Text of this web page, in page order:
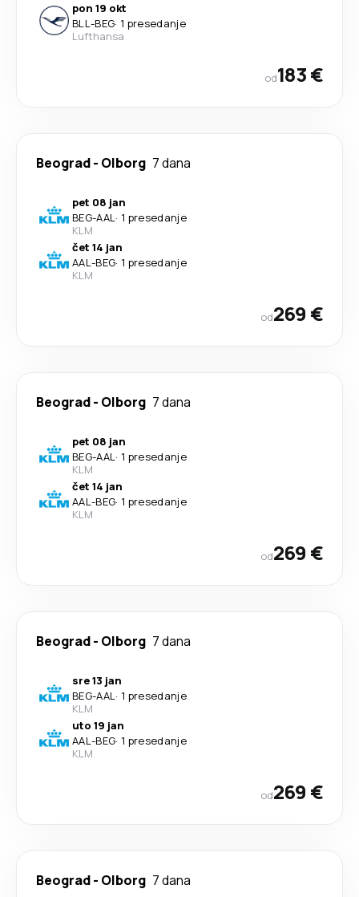
pon 19 okt
BLL-BEG· 1 presedanje
Lufthansa
od183 €
Beograd- Olborg 7 dana
pet 08 jan
BEG-AAL· 1 presedanje
KLM
čet 14 jan
AAL-BEG· 1 presedanje
KLM
od269 €
Beograd- Olborg 7 dana
pet 08 jan
BEG-AAL· 1 presedanje
KLM
čet 14 jan
AAL-BEG· 1 presedanje
KLM
od269 €
Beograd- Olborg 7 dana
sre 13 jan
BEG-AAL· 1 presedanje
KLM
uto 19 jan
AAL-BEG· 1 presedanje
KLM
od269 €
Beograd- Olborg 7 dana